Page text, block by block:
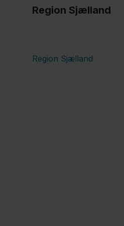
Region Sjælland
Region Sjælland